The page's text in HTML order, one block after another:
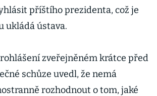
příštího prezidenta, což je
ukládá ústava.
zveřejněném krátce před
schůze uvedl, že nemá
rozhodnout o tom, jaké